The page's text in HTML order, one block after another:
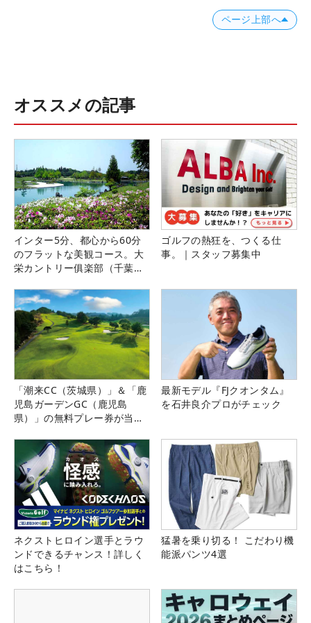
ページ上部へ
オススメの記事
インター5分、都心から60分
のフラットな美観コース。大
栄カントリー俱楽部（千葉
ゴルフの熱狂を、つくる仕
事。｜スタッフ募集中
「潮来CC（茨城県）」＆「鹿
児島ガーデンGC（鹿児島
県）」の無料プレー券が当た
最新モデル『FJクオンタム』
を石井良介プロがチェック
ネクストヒロイン選手とラウ
ンドできるチャンス！詳しく
はこちら！
猛暑を乗り切る！ こだわり機
能派パンツ4選